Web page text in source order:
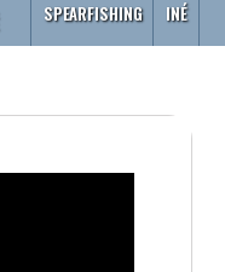
SPEARFISHING INÉ